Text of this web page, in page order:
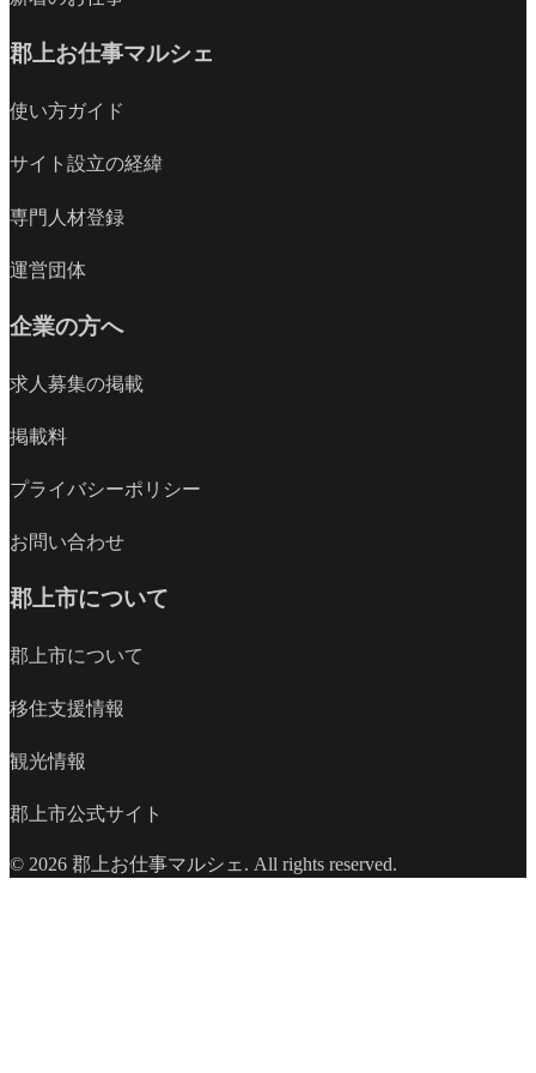
郡上お仕事マルシェ
使い方ガイド
サイト設立の経緯
専門人材登録
運営団体
企業の方へ
求人募集の掲載
掲載料
プライバシーポリシー
お問い合わせ
郡上市について
郡上市について
移住支援情報
観光情報
郡上市公式サイト
© 2026 郡上お仕事マルシェ. All rights reserved.